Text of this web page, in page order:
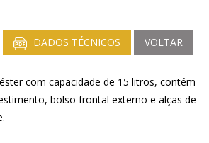
DADOS TÉCNICOS VOLTAR
com capacidade de 15 litros, contém
bolso frontal externo e alças de